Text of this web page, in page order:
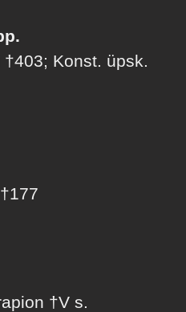
Konst. üpsk.
†V s.